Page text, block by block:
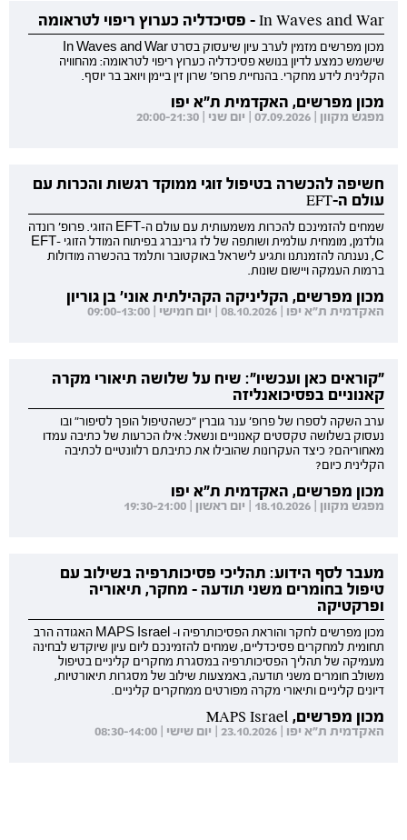
In Waves and War - פסיכדליה כערוץ ריפוי לטראומה
מכון מפרשים מזמין לערב עיון שיעסוק בסרט In Waves and War
שישמש כמצע לדיון בנושא פסיכדליה כערוץ ריפוי לטראומה: מהחוויה
הקלינית לידע מחקרי. בהנחיית פרופ' שרון זין ביימן ויואב בר יוסף.
מכון מפרשים, האקדמית ת"א יפו
מפגש מקוון | 07.09.2026 | יום שני | 20:00-21:30
חשיפה להכשרה בטיפול זוגי ממוקד רגשות והכרות עם
עולם ה-EFT
שמחים להזמינכם להכרות משמעותית עם עולם ה-EFT הזוגי. פרופ' רונדה
גולדמן, מומחית עולמית ושותפה של לז גרינברג בפיתוח המודל הזוגי EFT-
C, נענתה להזמנתנו ותגיע לישראל באוקטובר ותלמד בהכשרה מודולות
ברמות העמקה ויישום שונות.
מכון מפרשים, הקליניקה הקהילתית אוני' בן גוריון
האקדמית ת"א יפו | 08.10.2026 | יום חמישי | 09:00-13:00
"קוראים כאן ועכשיו": שיח על שלושה תיאורי מקרה
קאנוניים בפסיכואנליזה
ערב השקה לספרו של פרופ' ענר גוברין "כשהטיפול הופך לסיפור" ובו
נעסוק בשלושה טקסטים קאנוניים ונשאל: אילו הכרעות של כתיבה עמדו
מאחוריהם? כיצד העקרונות שהובילו את כתיבתם רלוונטיים לכתיבה
הקלינית כיום?
מכון מפרשים, האקדמית ת"א יפו
מפגש מקוון | 18.10.2026 | יום ראשון | 19:30-21:00
מעבר לסף הידוע: תהליכי פסיכותרפיה בשילוב עם
טיפול בחומרים משני תודעה - מחקר, תיאוריה
ופרקטיקה
מכון מפרשים לחקר והוראת הפסיכותרפיה ו- MAPS Israel האגודה הרב
תחומית למחקרים פסיכדליים, שמחים להזמינכם ליום עיון שיוקדש לבחינה
מעמיקה של תהליך הפסיכותרפיה במסגרת מחקרים קליניים בטיפול
משולב חומרים משני תודעה, באמצעות שילוב של מסגרות תיאורטיות,
דיונים קליניים ותיאורי מקרה מפורטים ממחקרים קליניים.
מכון מפרשים, MAPS Israel
האקדמית ת"א יפו | 23.10.2026 | יום שישי | 08:30-14:00